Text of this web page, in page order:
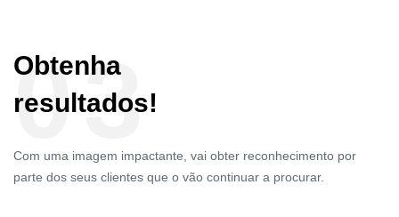
03
Obtenha
resultados!
Com uma imagem impactante, vai obter reconhecimento por
parte dos seus clientes que o vão continuar a procurar.